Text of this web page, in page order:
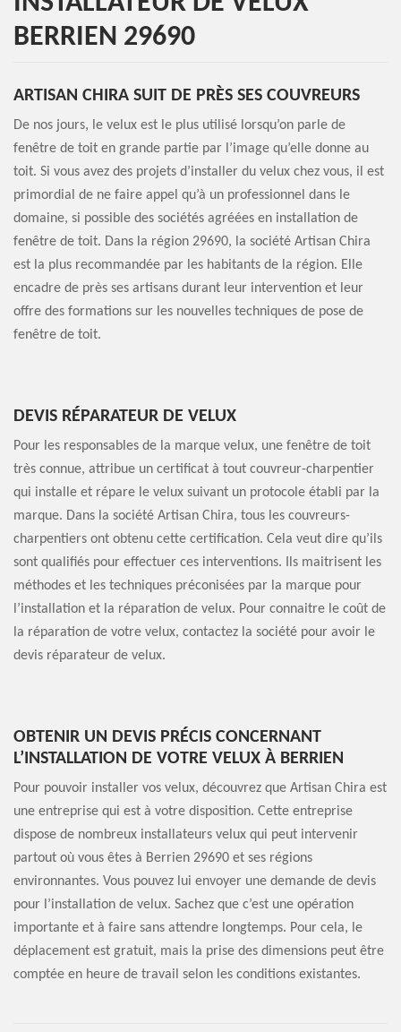
BERRIEN 29690
ARTISAN CHIRA SUIT DE PRÈS SES COUVREURS
De nos jours, le velux est le plus utilisé lorsqu’on parle de
fenêtre de toit en grande partie par l’image qu’elle donne au
toit. Si vous avez des projets d’installer du velux chez vous, il est
primordial de ne faire appel qu’à un professionnel dans le
domaine, si possible des sociétés agréées en installation de
fenêtre de toit. Dans la région 29690, la société Artisan Chira
est la plus recommandée par les habitants de la région. Elle
encadre de près ses artisans durant leur intervention et leur
offre des formations sur les nouvelles techniques de pose de
fenêtre de toit.
DEVIS RÉPARATEUR DE VELUX
Pour les responsables de la marque velux, une fenêtre de toit
très connue, attribue un certificat à tout couvreur-charpentier
qui installe et répare le velux suivant un protocole établi par la
marque. Dans la société Artisan Chira, tous les couvreurs-
charpentiers ont obtenu cette certification. Cela veut dire qu’ils
sont qualifiés pour effectuer ces interventions. Ils maitrisent les
méthodes et les techniques préconisées par la marque pour
l’installation et la réparation de velux. Pour connaitre le coût de
la réparation de votre velux, contactez la société pour avoir le
devis réparateur de velux.
OBTENIR UN DEVIS PRÉCIS CONCERNANT
L’INSTALLATION DE VOTRE VELUX À BERRIEN
Pour pouvoir installer vos velux, découvrez que Artisan Chira est
une entreprise qui est à votre disposition. Cette entreprise
dispose de nombreux installateurs velux qui peut intervenir
partout où vous êtes à Berrien 29690 et ses régions
environnantes. Vous pouvez lui envoyer une demande de devis
pour l’installation de velux. Sachez que c’est une opération
importante et à faire sans attendre longtemps. Pour cela, le
déplacement est gratuit, mais la prise des dimensions peut être
comptée en heure de travail selon les conditions existantes.